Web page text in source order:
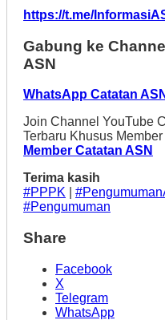
https://t.me/
Gabung ke
ASN
WhatsApp Catatan ASN
Join Channel YouTube
Terbaru Khusus Member
Member Catatan ASN
Terima kasih
#PPPK
#Pengumuman
Share
Facebook
X
Telegram
WhatsApp